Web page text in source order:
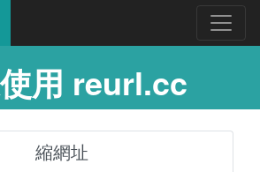
用 reurl.cc
縮網址